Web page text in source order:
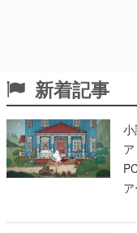
新着記事